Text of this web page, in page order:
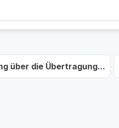
über die Übertragung...